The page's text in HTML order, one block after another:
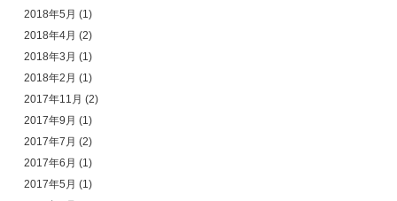
2018年5月 (1)
2018年4月 (2)
2018年3月 (1)
2018年2月 (1)
2017年11月 (2)
2017年9月 (1)
2017年7月 (2)
2017年6月 (1)
2017年5月 (1)